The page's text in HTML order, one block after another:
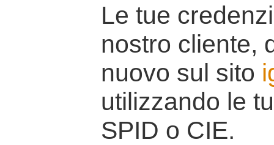
Le tue
nostro cliente,
nuovo sul sito
utilizzando le
SPID o CIE.